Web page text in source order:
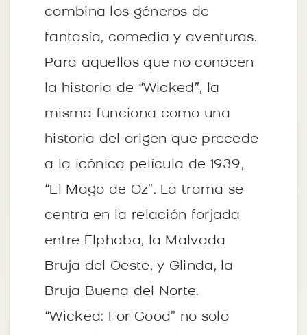
combina los géneros de
fantasía, comedia y aventuras.
Para aquellos que no conocen
la historia de “Wicked”, la
misma funciona como una
historia del origen que precede
a la icónica película de 1939,
“El Mago de Oz”. La trama se
centra en la relación forjada
entre Elphaba, la Malvada
Bruja del Oeste, y Glinda, la
Bruja Buena del Norte.
“Wicked: For Good” no solo